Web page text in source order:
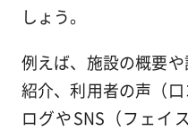
しょう。
例えば、施設の概要
紹介、利用者の声（
ログやSNS（フェイ